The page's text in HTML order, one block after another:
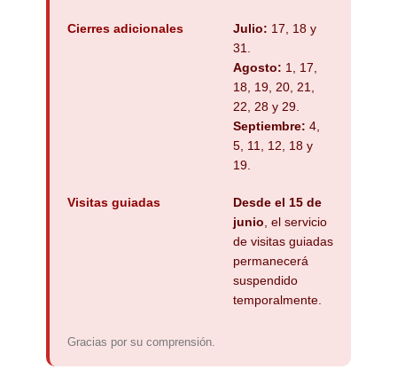
Cierres adicionales Julio: 17, 18 y
31.
Agosto: 1, 17,
18, 19, 20, 21,
22, 28 y 29.
Septiembre: 4,
5, 11, 12, 18 y
19.
Visitas guiadas
Desde el 15 de
junio, el servicio
de visitas guiadas
permanecerá
suspendido
temporalmente.
Gracias por su comprensión.